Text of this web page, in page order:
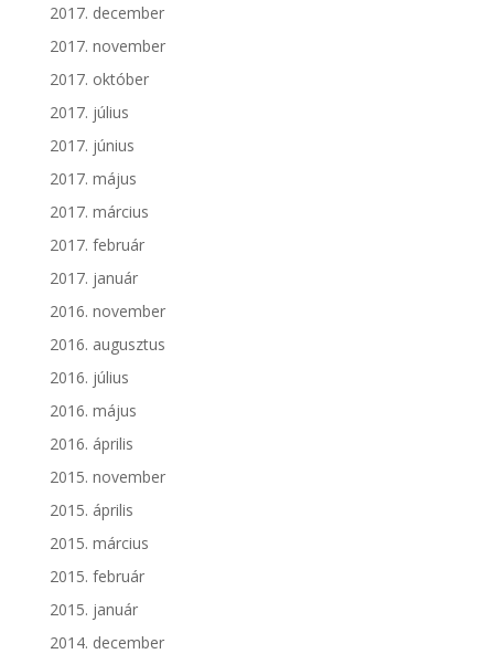
2017. december
2017. november
2017. október
2017. július
2017. június
2017. május
2017. március
2017. február
2017. január
2016. november
2016. augusztus
2016. július
2016. május
2016. április
2015. november
2015. április
2015. március
2015. február
2015. január
2014. december